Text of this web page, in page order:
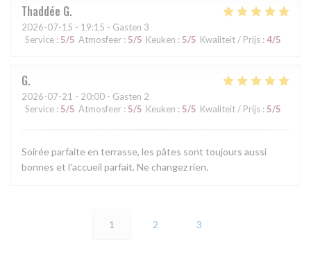
Thaddée G
2026-07-15 - 19:15 - Gasten 3
Service : 5/5 Atmosfeer : 5/5 Keuken : 5/5 Kwaliteit / Prijs : 4/5
G
2026-07-21 - 20:00 - Gasten 2
Service : 5/5 Atmosfeer : 5/5 Keuken : 5/5 Kwaliteit / Prijs : 5/5
Soirée parfaite en terrasse, les pâtes sont toujours aussi
bonnes et l'accueil parfait. Ne changez rien.
1 2 3